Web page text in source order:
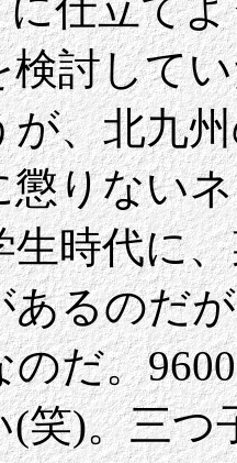
仕立て
検討して
、北九
りない
時代に
るのだ
のだ。
笑)。三つ